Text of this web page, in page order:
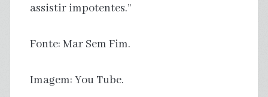
assistir impotentes.”
Fonte: Mar Sem Fim.
Imagem: You Tube.